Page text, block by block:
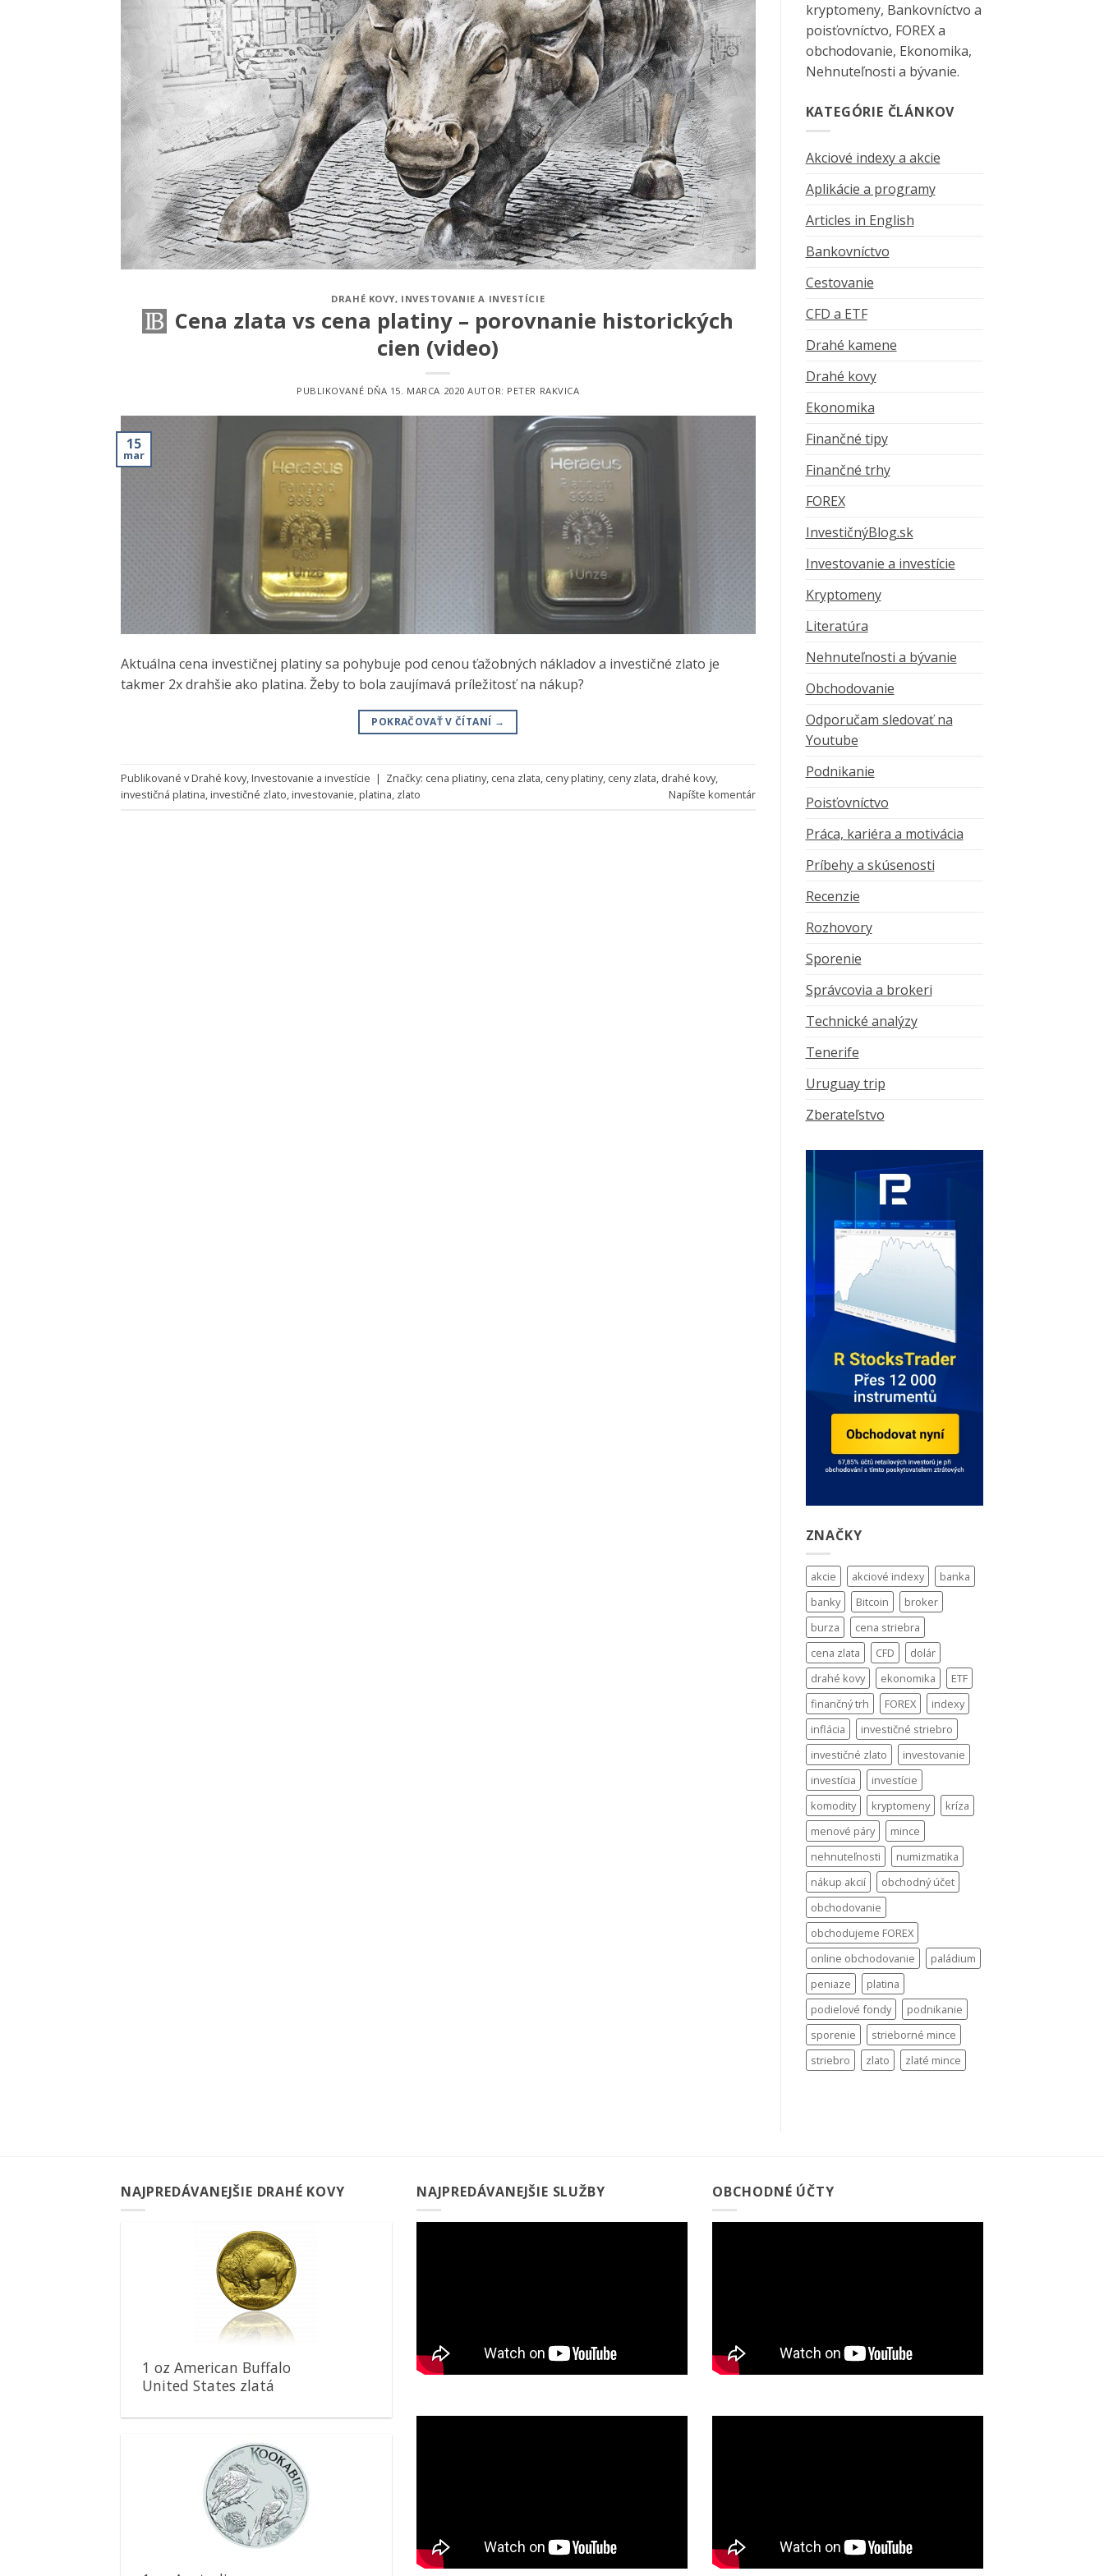
DRAHÉ KOVY, INVESTOVANIE A INVESTÍCIE
Cena zlata vs cena platiny – porovnanie historických
cien (video)
PUBLIKOVANÉ DŇA 15. MARCA 2020 AUTOR: PETER RAKVICA
15
mar
Aktuálna cena investičnej platiny sa pohybuje pod cenou ťažobných nákladov a investičné zlato je
takmer 2x drahšie ako platina. Žeby to bola zaujímavá príležitosť na nákup?
POKRAČOVAŤ V ČÍTANÍ →
Publikované vDrahé kovy,Investovanie a investície | Značky: cena pliatiny, cena zlata, ceny platiny, ceny zlata, drahé kovy,
investičná platina,investičné zlato,investovanie,platina, zlato Napíšte komentár
kryptomeny, Bankovníctvo a
poisťovníctvo, FOREX a
obchodovanie, Ekonomika,
Nehnuteľnosti a bývanie.
KATEGÓRIE ČLÁNKOV
Akciové indexy a akcie
Aplikácie a programy
Articles in English
Bankovníctvo
Cestovanie
CFD a ETF
Drahé kamene
Drahé kovy
Ekonomika
Finančné tipy
Finančné trhy
FOREX
InvestičnýBlog.sk
Investovanie a investície
Kryptomeny
Literatúra
Nehnuteľnosti a bývanie
Obchodovanie
Odporučam sledovať na
Youtube
Podnikanie
Poisťovníctvo
Práca, kariéra a motivácia
Príbehy a skúsenosti
Recenzie
Rozhovory
Sporenie
Správcovia a brokeri
Technické analýzy
Tenerife
Uruguay trip
Zberateľstvo
ZNAČKY
akcie akciové indexy
banka
banky
Bitcoin
broker
burza
cena striebra
cena zlata
CFD
dolár
drahé kovy
ekonomika
ETF
finančný trh
FOREX
indexy
inflácia
investičné striebro
investičné zlato
investovanie
investícia
investície
komodity
kryptomeny
kríza
menové páry
mince
nehnuteľnosti
numizmatika
nákup akcií
obchodný účet
obchodovanie
obchodujeme FOREX
online obchodovanie
paládium
peniaze
platina
podielové fondy
podnikanie
sporenie
strieborné mince
striebro
zlato zlaté mince
NAJPREDÁVANEJŠIE DRAHÉ KOVY
Pridať k
obľúbeným
1 oz American Buffalo
United States zlatá
Pridať k
obľúbeným
NAJPREDÁVANEJŠIE SLUŽBY OBCHODNÉ ÚČTY